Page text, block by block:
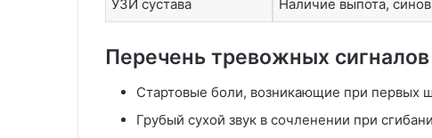
УЗИ сустава Наличие выпота,
Перечень тревожных сигналов
Стартовые боли, возникающие при первых
Грубый сухой звук в сочленении при